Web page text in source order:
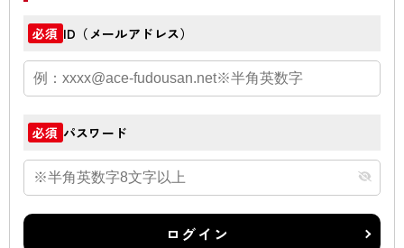
必須 ID（メールアドレス）
必須 パスワード
ログイン